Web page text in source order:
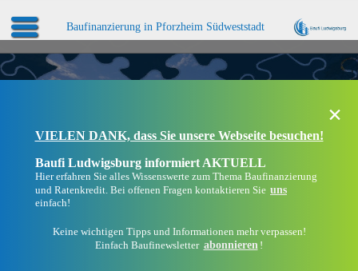
Baufinanzierung in Pforzheim Südweststadt
×
VIELEN DANK, dass Sie unsere Webseite besuchen!
Baufi Ludwigsburg informiert AKTUELL
Hier erfahren Sie alles Wissenswerte zum Thema Baufinanzierung
und Ratenkredit. Bei offenen Fragen kontaktieren Sie uns
einfach!
Keine wichtigen Tipps und Informationen mehr verpassen!
Einfach Baufinewsletter abonnieren !